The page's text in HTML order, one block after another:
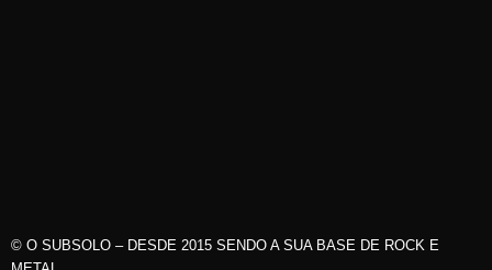
© O SUBSOLO – DESDE 2015 SENDO A SUA BASE DE ROCK E